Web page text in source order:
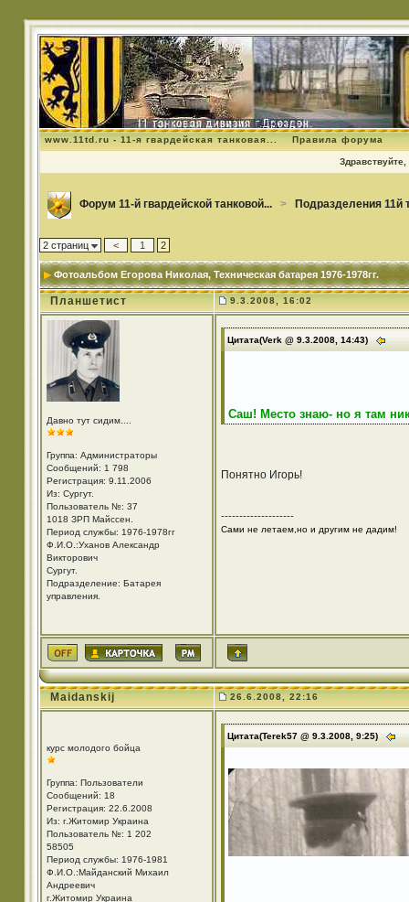
www.11td.ru - 11-я гвардейская танковая... Правила форума
Здравствуйте,
Форум 11-й гвардейской танковой... > Подразделения 11й
2 страниц < 1 2
Фотоальбом Егорова Николая, Техническая батарея 1976-1978гг.
Планшетист 9.3.2008, 16:02
Давно тут сидим....
Группа: Администраторы
Сообщений: 1 798
Регистрация: 9.11.2006
Из: Cургут.
Пользователь №: 37
1018 ЗРП Майссен.
Период службы: 1976-1978гг
Ф.И.О.:Уханов Александр
Викторович
Cургут.
Подразделение: Батарея
управления.
Цитата(Verk @ 9.3.2008, 14:43)
Саш! Место знаю- но я там
Понятно Игорь!
--------------------
Сами не летаем,но и другим не дадим!
Maidanskij 26.6.2008, 22:16
курс молодого бойца
Группа: Пользователи
Сообщений: 18
Регистрация: 22.6.2008
Из: г.Житомир Украина
Пользователь №: 1 202
58505
Период службы: 1976-1981
Ф.И.О.:Майданский Михаил
Андреевич
г.Житомир Украина
Цитата(Terek57 @ 9.3.2008, 9:25)